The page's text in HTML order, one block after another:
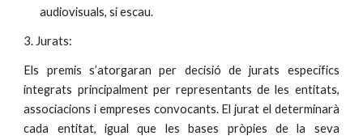
audiovisuals, si escau.
3. Jurats:
Els premis s’atorgaran per decisió de jurats específics
integrats principalment per representants de les entitats,
associacions i empreses convocants. El jurat el determinarà
cada entitat, igual que les bases pròpies de la seva